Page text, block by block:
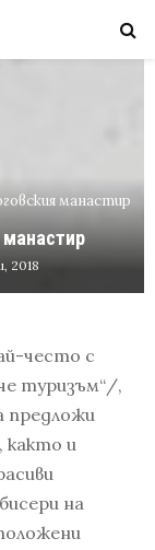
манастир
2018
често с
туризъм“/,
предложи
както и
на